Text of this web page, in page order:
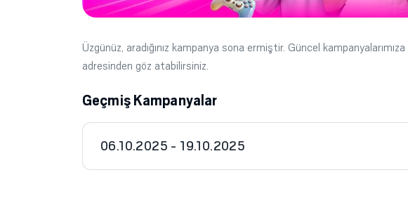
Üzgünüz, aradığınız kampanya sona ermiştir. Güncel kampanyalarımıza
adresinden göz atabilirsiniz.
Geçmiş Kampanyalar
06.10.2025 - 19.10.2025